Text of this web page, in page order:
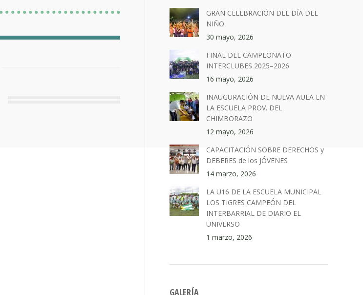
GRAN CELEBRACIÓN DEL DÍA DEL
NIÑO
30 mayo, 2026
FINAL DEL CAMPEONATO
INTERCLUBES 2025–2026
16 mayo, 2026
INAUGURACIÓN DE NUEVA AULA EN
LA ESCUELA PROV. DEL
CHIMBORAZO
12 mayo, 2026
CAPACITACIÓN SOBRE DERECHOS y
DEBERES de los JÓVENES
14 marzo, 2026
LA U16 DE LA ESCUELA MUNICIPAL
LOS TIGRES CAMPEÓN DEL
INTERBARRIAL DE DIARIO EL
UNIVERSO
1 marzo, 2026
GALERÍA